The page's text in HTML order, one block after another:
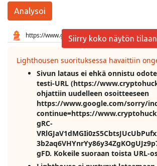
Analysoi
Siirry koko näytön tilaan